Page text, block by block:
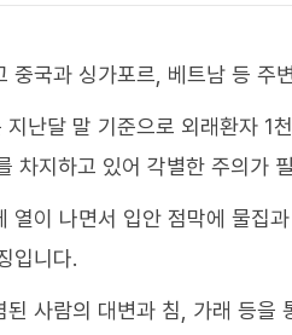
중국과 싱가포르, 베트남 등 주
지난달 말 기준으로 외래환자 1
차지하고 있어 각별한 주의가
열이 나면서 입안 점막에 물집
입니다.
된 사람의 대변과 침, 가래 등을